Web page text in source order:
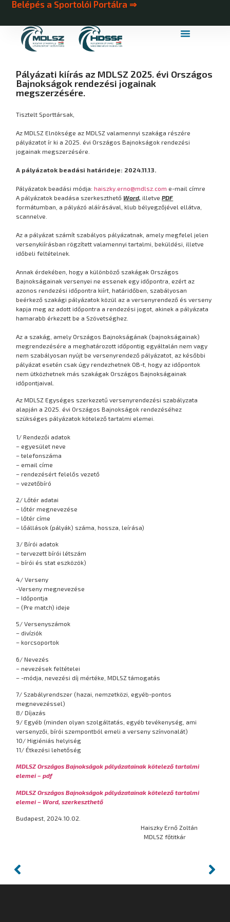
Belépés a Sportolói Portálra ⇒
Pályázati kiírás az MDLSZ 2025. évi Országos
Bajnokságok rendezési jogainak
megszerzésére.
Tisztelt Sporttársak,
Az MDLSZ Elnöksége az MDLSZ valamennyi szakága részére
pályázatot ír ki a 2025. évi Országos Bajnokságok rendezési
jogainak megszerzésére.
A pályázatok beadási határideje: 2024.11.13.
Pályázatok beadási módja:haiszky.erno@mdlsz.com e-mail címre
A pályázatok beadása szerkeszthető Word, illetvePDF
formátumban, a pályázó aláírásával, klub bélyegzőjével ellátva,
scannelve.
Az a pályázat számít szabályos pályázatnak, amely megfelel jelen
versenykiírásban rögzített valamennyi tartalmi, beküldési, illetve
időbeli feltételnek.
Annak érdekében, hogy a különböző szakágak Országos
Bajnokságainak versenyei ne essenek egy időpontra, ezért az
azonos rendezési időpontra kiírt, határidőben, szabályosan
beérkező szakági pályázatok közül az a versenyrendező és verseny
kapja meg az adott időpontra a rendezési jogot, akinek a pályázata
hamarabb érkezett be a Szövetséghez.
Az a szakág, amely Országos Bajnokságának (bajnokságainak)
megrendezésére a meghatározott időpontig egyáltalán nem vagy
nem szabályosan nyújt be versenyrendező pályázatot, az későbbi
pályázat esetén csak úgy rendezhetnek OB-t, hogy az időpontok
nem ütközhetnek más szakágak Országos Bajnokságainak
időpontjaival.
Az MDLSZ Egységes szerkezetű versenyrendezési szabályzata
alapján a 2025. évi Országos Bajnokságok rendezéséhez
szükséges pályázatok kötelező tartalmi elemei.
1/ Rendezői adatok
– egyesület neve
– telefonszáma
– email címe
– rendezésért felelős vezető
– vezetőbíró
2/ Lőtér adatai
– lőtér megnevezése
– lőtér címe
– lőállások (pályák) száma, hossza, leírása)
3/ Bírói adatok
– tervezett bírói létszám
– bírói és stat eszközök)
4/ Verseny
-Verseny megnevezése
– Időpontja
– (Pre match) ideje
5/ Versenyszámok
– divíziók
– korcsoportok
6/ Nevezés
– nevezések feltételei
– -módja, nevezési díj mértéke, MDLSZ támogatás
7/ Szabályrendszer (hazai, nemzetközi, egyéb-pontos
megnevezéssel)
8/ Díjazás
9/ Egyéb (minden olyan szolgáltatás, egyéb tevékenység, ami
versenyzői, bírói szempontból emeli a verseny színvonalát)
10/ Higiéniás helyiség
11/ Étkezési lehetőség
MDLSZ Országos Bajnokságok pályázatainak kötelező tartalmi
elemei – pdf
MDLSZ Országos Bajnokságok pályázatainak kötelező tartalmi
elemei – Word, szerkeszthető
Budapest, 2024.10.02.
Haiszky Ernő Zoltán
MDLSZ főtitkár